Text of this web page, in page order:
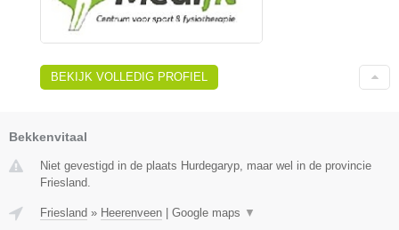
BEKIJK VOLLEDIG PROFIEL
Bekkenvitaal
Niet gevestigd in de plaats Hurdegaryp, maar wel in de provincie
Friesland.
Friesland » Heerenveen Google maps ▼